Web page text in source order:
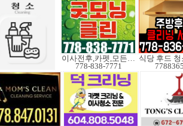
이사전후,카펫,모든청소
778-838-7771
식당 후드